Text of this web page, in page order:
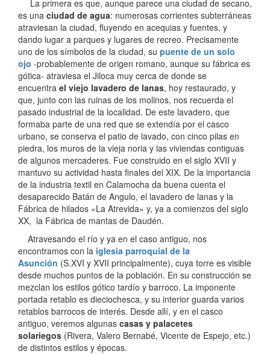
La primera es que, aunque parece una ciudad de secano,
es una ciudad de agua: numerosas corrientes subterráneas
atraviesan la ciudad, fluyendo en acequias y fuentes, y
dando lugar a parques y lugares de recreo. Precisamente
uno de los sí­mbolos de la ciudad, su puente de un solo
ojo -probablemente de origen romano, aunque su fábrica es
gótica- atraviesa el Jiloca muy cerca de donde se
encuentra el viejo lavadero de lanas, hoy restaurado, y
que, junto con las ruinas de los molinos, nos recuerda el
pasado industrial de la localidad. De este lavadero, que
formaba parte de una red que se extendí­a por el casco
urbano, se conserva el patio de lavado, con cinco pilas en
piedra, los muros de la vieja noria y las viviendas contiguas
de algunos mercaderes. Fue construido en el siglo XVII y
mantuvo su actividad hasta finales del XIX. De la importancia
de la industria textil en Calamocha da buena cuenta el
desaparecido Batán de Angulo, el lavadero de lanas y la
Fábrica de hilados «La Atrevida» y, ya a comienzos del siglo
XX, la Fábrica de mantas de Daudén.
Atravesando el rí­o y ya en el caso antiguo, nos
encontramos con la iglesia parroquial de la
Asunción (S.XVI y XVII principalmente), cuya torre es visible
desde muchos puntos de la población. En su construcción se
mezclan los estilos gótico tardí­o y barroco. La imponente
portada retablo es dieciochesca, y su interior guarda varios
retablos barrocos de interés. Desde allí­, y en el casco
antiguo, veremos algunas casas y palacetes
solariegos (Rivera, Valero Bernabé, Vicente de Espejo, etc.)
de distintos estilos y épocas.